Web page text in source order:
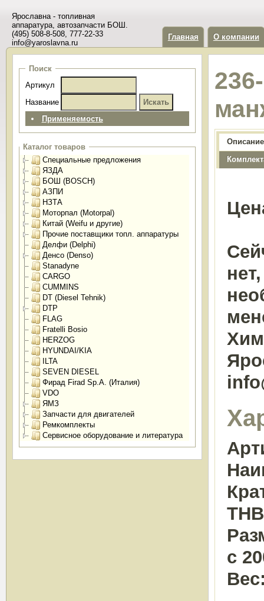
Ярославна - топливная
аппаратура, автозапчасти БОШ.
(495) 508-8-508, 777-22-33
info@yaroslavna.ru
Главная О компании
Поиск
Артикул
Название
Применяемость
Каталог товаров
Специальные предложения
ЯЗДА
БОШ (BOSCH)
АЗПИ
НЗТА
Моторпал (Motorpal)
Китай (Weifu и другие)
Прочие поставщики топл. аппаратуры
Делфи (Delphi)
Денсо (Denso)
Stanadyne
CARGO
CUMMINS
DT (Diesel Tehnik)
DTP
FLAG
Fratelli Bosio
HERZOG
HYUNDAI/KIA
ILTA
SEVEN DIESEL
Фирад Firad Sp.A. (Италия)
VDO
ЯМЗ
Запчасти для двигателей
Ремкомплекты
Сервисное оборудование и литература
Описание
с